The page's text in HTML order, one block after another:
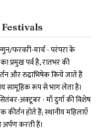
Festivals
फरवरी-मार्च - परंपरा के
प्रमुख पर्व है, रातभर की
और रुद्राभिषेक किये जाते हैं
सामूहिक रूप से भाग लेता है।
अक्टूबर - माँ दुर्गा की विशेष
कीर्तन होते हैं; स्थानीय महिलाएँ
करती हैं।